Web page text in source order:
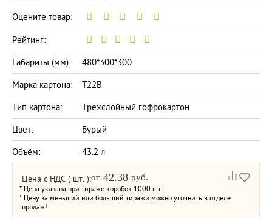
Оцените товар:
Рейтинг:
Габариты (мм):
480*300*300
Марка картона:
Т22В
Тип картона:
Трехслойный гофрокартон
Цвет:
Бурый
Объём:
43.2 л
Цена с НДС ( шт. ):от 42.38 руб.
* Цена указана при тираже коробок 1000 шт.
* Цену за меньший или больший тиражи можно уточнить в отделе
продаж!